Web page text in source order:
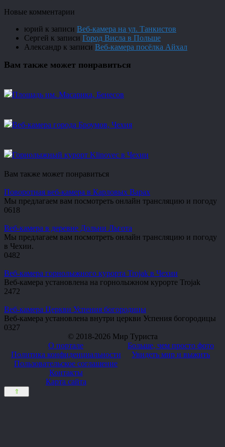
Новые комментарии
юрий к записи Веб-камера на ул. Танкистов
Сергей к записи Город Висла в Польше
Александр к записи Веб-камера посёлка Айхал
Вам также может понравиться
Площадь им. Масарика, Бенесов
Веб-камера города Броумов, Чехия
Горнолыжный курорт Klinovec в Чехии
Вам также может понравиться
Поворотная веб-камера в Карловых Варах
Мы предлагаем вам посмотреть онлайн трансляцию и погоду
0618
Веб-камера в деревне Дольни Льгота
Мы предлагаем вам посмотреть онлайн трансляцию и погоду
в Чехии.
0482
Веб-камера горнолыжного курорта Trojak в Чехии
Веб-камера установлена на горнолыжном курорте Trojak
2472
Веб-камера Церкви Успения богородицы
Веб-камера установлена внутри церкви Успения богородицы
0327
© 2018-2026 Мир Туриста
О портале
Политика конфиденциальности
Пользовательское соглашение
Контакты
Карта сайта
Больше, чем просто фото
Увидеть мир и выжить